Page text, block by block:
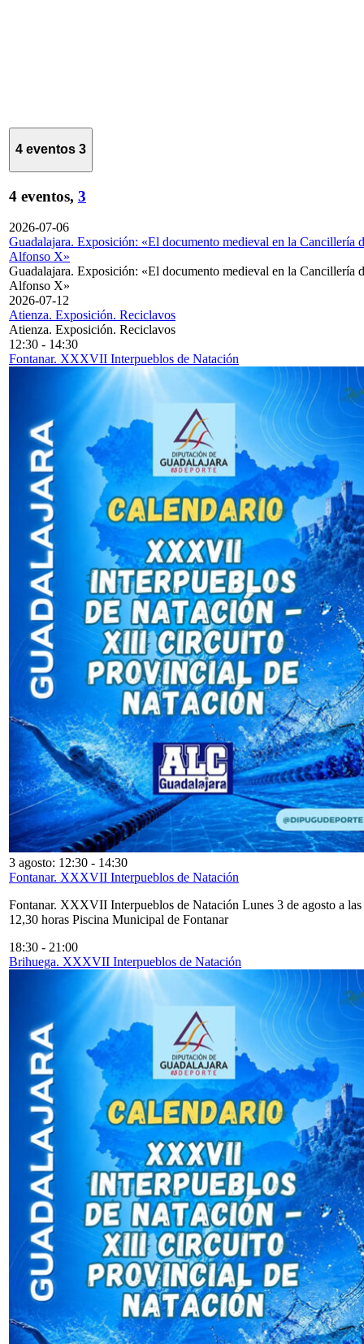
4 eventos 3
4 eventos, 3
2026-07-06
Guadalajara. Exposición: «El documento medieval en la Cancillería
Alfonso X»
Guadalajara. Exposición: «El documento medieval en la Cancillería
Alfonso X»
2026-07-12
Atienza. Exposición. Reciclavos
Atienza. Exposición. Reciclavos
12:30 - 14:30
Fontanar. XXXVII Interpueblos de Natación
3 agosto: 12:30 - 14:30
Fontanar. XXXVII Interpueblos de Natación
Fontanar. XXXVII Interpueblos de Natación Lunes 3 de agosto a las
12,30 horas Piscina Municipal de Fontanar
18:30 - 21:00
Brihuega. XXXVII Interpueblos de Natación